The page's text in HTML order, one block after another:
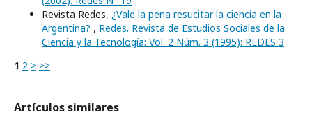
Revista Redes, ¿Vale la pena resucitar la ciencia en la
Argentina? , Redes. Revista de Estudios Sociales de la
Ciencia y la Tecnología: Vol. 2 Núm. 3 (1995): REDES 3
1 2 > >>
Artículos similares